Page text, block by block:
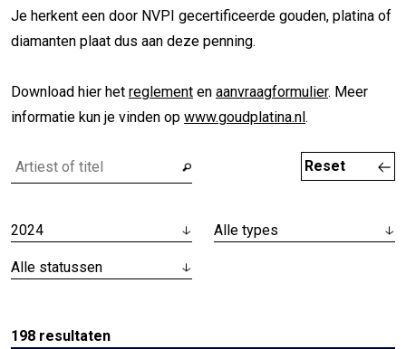
Je herkent een door NVPI gecertificeerde gouden, platina of
diamanten plaat dus aan deze penning.
Download hier het reglement en aanvraagformulier. Meer
informatie kun je vinden op www.goudplatina.nl.
Reset
2024 Alle types
Alle statussen
198 resultaten